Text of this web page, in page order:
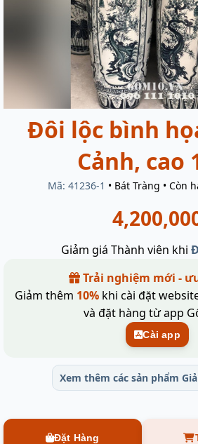
Đôi lộc bình
Cảnh, cao
Mã: 41236-1 • Bát Tràng • Còn
Giảm giá Thành viên khi
Trải nghiệm mới -
Giảm thêm 10% khi cài đặt
và đặt hàng từ app
Cài app
Xem thêm các sản phẩm
Đặt Hàng